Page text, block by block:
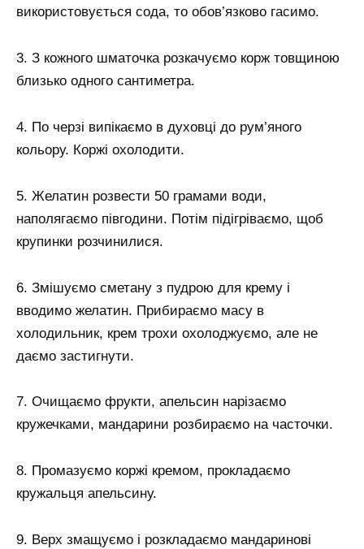
використовується сода, то обов’язково гасимо.
3. З кожного шматочка розкачуємо корж товщиною
близько одного сантиметра.
4. По черзі випікаємо в духовці до рум’яного
кольору. Коржі охолодити.
5. Желатин розвести 50 грамами води,
наполягаємо півгодини. Потім підігріваємо, щоб
крупинки розчинилися.
6. Змішуємо сметану з пудрою для крему і
вводимо желатин. Прибираємо масу в
холодильник, крем трохи охолоджуємо, але не
даємо застигнути.
7. Очищаємо фрукти, апельсин нарізаємо
кружечками, мандарини розбираємо на часточки.
8. Промазуємо коржі кремом, прокладаємо
кружальця апельсину.
9. Верх змащуємо і розкладаємо мандаринові